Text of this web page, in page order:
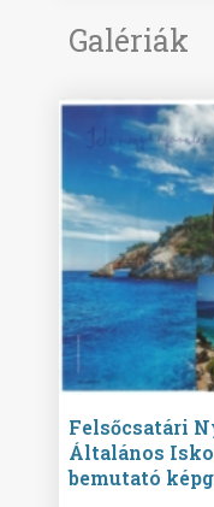
Galériák
Felsőcsatári
Általános
bemutató